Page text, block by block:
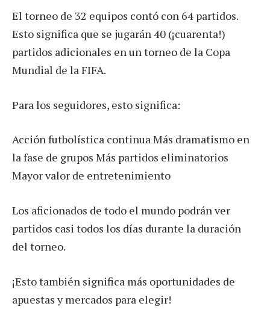
El torneo de 32 equipos contó con 64 partidos.
Esto significa que se jugarán 40 (¡cuarenta!)
partidos adicionales en un torneo de la Copa
Mundial de la FIFA.
Para los seguidores, esto significa:
Acción futbolística continua Más dramatismo en
la fase de grupos Más partidos eliminatorios
Mayor valor de entretenimiento
Los aficionados de todo el mundo podrán ver
partidos casi todos los días durante la duración
del torneo.
¡Esto también significa más oportunidades de
apuestas y mercados para elegir!